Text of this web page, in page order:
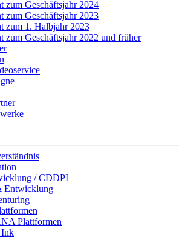
zum Geschäftsjahr 2024
zum Geschäftsjahr 2023
zum 1. Halbjahr 2023
zum Geschäftsjahr 2022 und früher
/ CDDPI
Entwicklung
Plattformen